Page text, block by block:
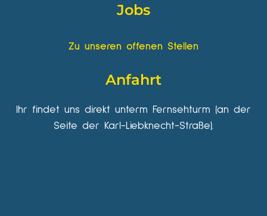
Jobs
Zu unseren offenen Stellen
Anfahrt
Ihr findet uns direkt unterm Fernsehturm (an der
Seite der Karl-Liebknecht-Straße).